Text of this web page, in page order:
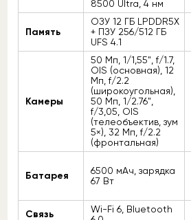
8500 Ultra, 4 нм
Память
ОЗУ 12 ГБ LPDDR5X
+ ПЗУ 256/512 ГБ
UFS 4.1
Камеры
50 Мп, 1/1,55", f/1.7,
OIS (основная), 12
Мп, f/2.2
(широкоугольная),
50 Мп, 1/2.76",
f/3,05, OIS
(телеобъектив, зум
5×), 32 Мп, f/2.2
(фронтальная)
Батарея
6500 мАч, зарядка
67 Вт
Связь
Wi-Fi 6, Bluetooth